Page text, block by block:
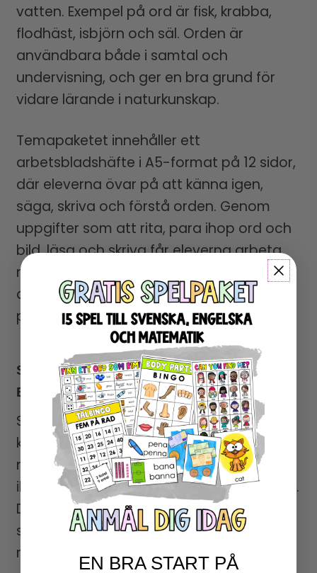
vatten. Exempel på ord är fisk, krabba,
flodhäst, isbjörn och säl. Orden är
användbara både i samtal och
undervisning, och ger en bra grund för
vidare lärande i naturkunskap.
Temapaketet innehåller ett
arbetsbladshäfte i A5-format på 12 sidor,
där eleverna övar på att känna igen,
säga, skriva och förstå orden. Genom
uppgifter som att rita, para ihop ord och
bild, läsa och skriva får eleverna arbeta
med orden på flera sätt – något som är
avgörande för att lära nya svenska ord
på ett varierat sätt.
SPEL SOM SKAPAR ENGAGEMANG I
ENGELSKUNDERVISNINGEN
Sex olika spelaktiviteter ingår: fyra i rad,
kaboom, domino, ”jag har – vem har?”,
memory och pussel. Dessutom får du
illustrerade ordkort till alla orden i paketet.
Dessa verktyg gör det roligt att lära
svenska och skapar trygghet genom
repetition och lek.EN BRA START PÅ